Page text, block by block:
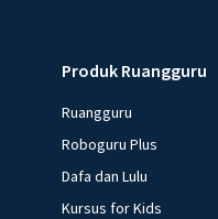
Produk Ruangguru
Ruangguru
Roboguru Plus
Dafa dan Lulu
Kursus for Kids